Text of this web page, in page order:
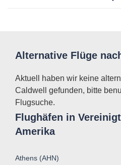
Alternative Flüge
Aktuell haben wir keine
Caldwell gefunden, bitte
Flugsuche.
Flughäfen in
Amerika
Athens (AHN)